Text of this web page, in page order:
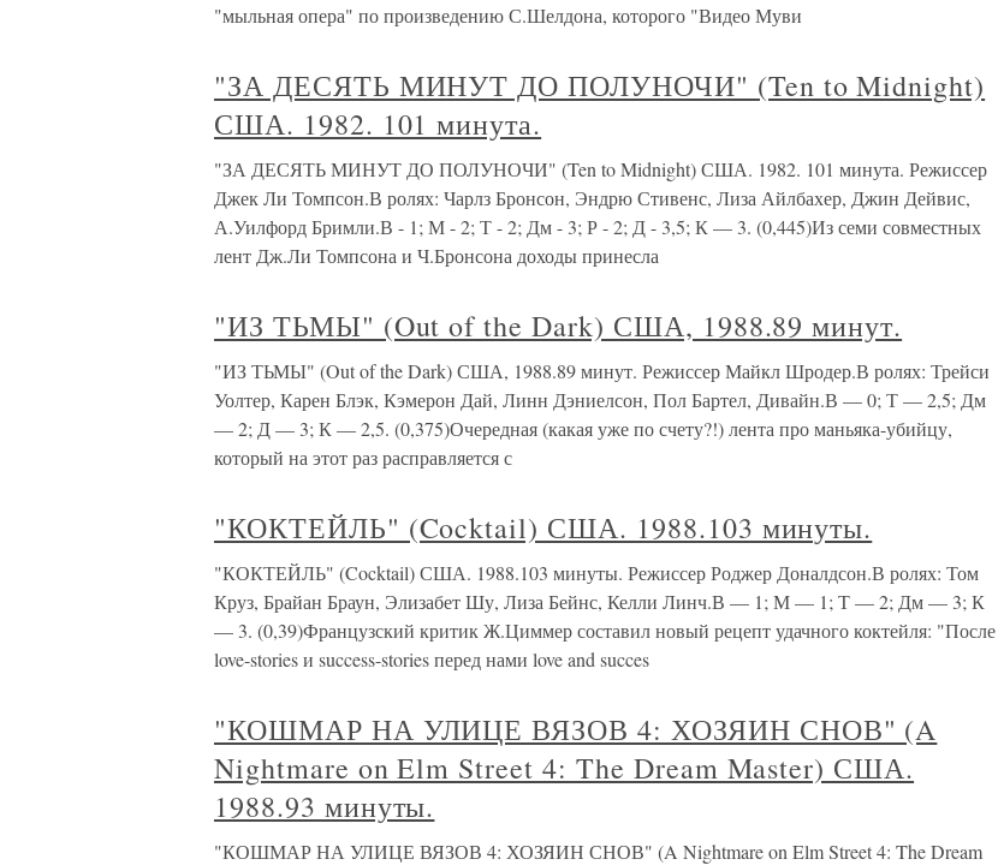
"мыльная опера" по произведению С.Шелдона, которого "Видео Муви
"ЗА ДЕСЯТЬ МИНУТ ДО ПОЛУНОЧИ" (Ten to Midnight)
США. 1982. 101 минута.
"ЗА ДЕСЯТЬ МИНУТ ДО ПОЛУНОЧИ" (Ten to Midnight) США. 1982. 101 минута. Режиссер
Джек Ли Томпсон.В ролях: Чарлз Бронсон, Эндрю Стивенс, Лиза Айлбахер, Джин Дейвис,
А.Уилфорд Бримли.В - 1; М - 2; Т - 2; Дм - 3; Р - 2; Д - 3,5; К — 3. (0,445)Из семи совместных
лент Дж.Ли Томпсона и Ч.Бронсона доходы принесла
"ИЗ ТЬМЫ" (Out of the Dark) США, 1988.89 минут.
"ИЗ ТЬМЫ" (Out of the Dark) США, 1988.89 минут. Режиссер Майкл Шродер.В ролях: Трейси
Уолтер, Карен Блэк, Кэмерон Дай, Линн Дэниелсон, Пол Бартел, Дивайн.В — 0; Т — 2,5; Дм
— 2; Д — 3; К — 2,5. (0,375)Очередная (какая уже по счету?!) лента про маньяка-убийцу,
который на этот раз расправляется с
"КОКТЕЙЛЬ" (Cocktail) США. 1988.103 минуты.
"КОКТЕЙЛЬ" (Cocktail) США. 1988.103 минуты. Режиссер Роджер Доналдсон.В ролях: Том
Круз, Брайан Браун, Элизабет Шу, Лиза Бейнс, Келли Линч.В — 1; М — 1; Т — 2; Дм — 3; К
— 3. (0,39)Французский критик Ж.Циммер составил новый рецепт удачного коктейля: "После
love-stories и success-stories перед нами love and succes
"КОШМАР НА УЛИЦЕ ВЯЗОВ 4: ХОЗЯИН СНОВ" (A
Nightmare on Elm Street 4: The Dream Master) США.
1988.93 минуты.
"КОШМАР НА УЛИЦЕ ВЯЗОВ 4: ХОЗЯИН СНОВ" (A Nightmare on Elm Street 4: The Dream